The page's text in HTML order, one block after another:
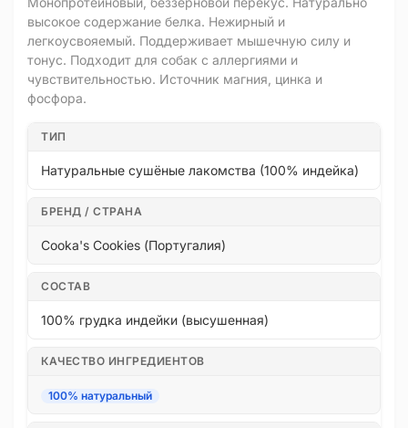
высокое содержание белка. Нежирный и
легкоусвояемый. Поддерживает мышечную силу и
тонус. Подходит для собак с аллергиями и
чувствительностью. Источник магния, цинка и
фосфора.
ТИП
Натуральные сушёные лакомства (100% индейка)
БРЕНД / СТРАНА
Cooka's Cookies (Португалия)
СОСТАВ
100% грудка индейки (высушенная)
КАЧЕСТВО ИНГРЕДИЕНТОВ
100% натуральный